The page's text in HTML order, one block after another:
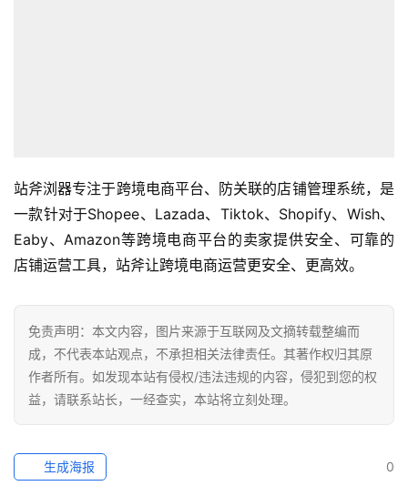
跨
境
百
科
社
媒
营
销
导
站斧浏器专注于跨境电商平台、防关联的店铺管理系统，是
一款针对于Shopee、Lazada、Tiktok、Shopify、Wish、
Eaby、Amazon等跨境电商平台的卖家提供安全、可靠的
店铺运营工具，站斧让跨境电商运营更安全、更高效。
免责声明：本文内容，图片来源于互联网及文摘转载整编而
成，不代表本站观点，不承担相关法律责任。其著作权归其原
作者所有。如发现本站有侵权/违法违规的内容，侵犯到您的权
益，请联系站长，一经查实，本站将立刻处理。
0
生成海报